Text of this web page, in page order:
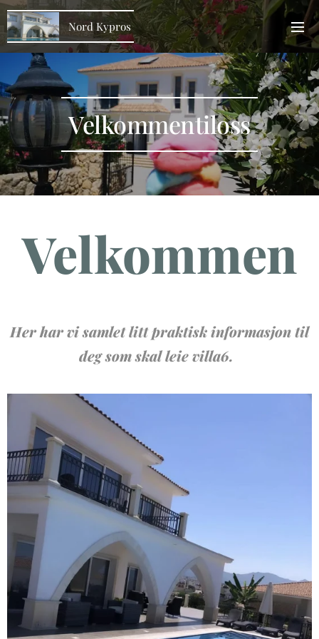
Nord Kypros
Velkommentiloss
Velkommen
Her har vi samlet litt praktisk informasjon til
deg som skal leie villa6.